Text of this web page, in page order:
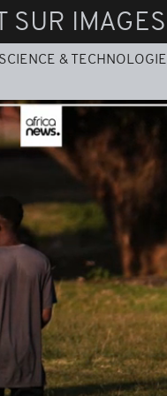
SUR IMAGES
SCIENCE & TECHNOLOGIE